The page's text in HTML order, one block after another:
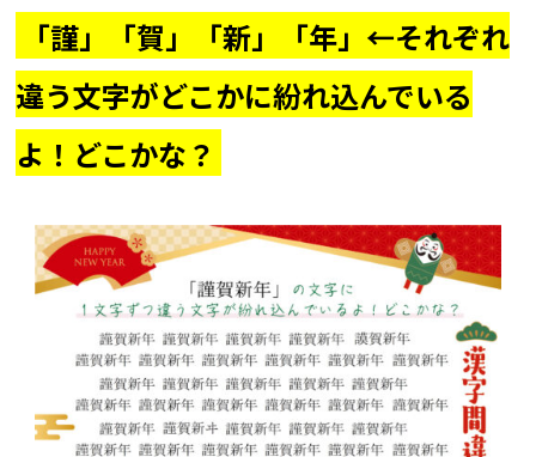
「謹」「賀」「新」「年」←それぞれ
違う文字がどこかに紛れ込んでいる
よ！どこかな？